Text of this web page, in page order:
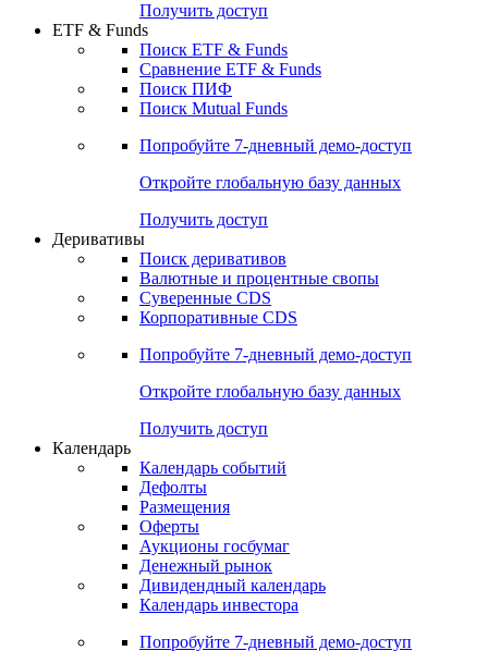
Попробуйте7-дневный
Откройте глобальную базу данных
Получить доступ
ETF & Funds
Сравнение ETF & Funds
Поиск Mutual Funds
Попробуйте7-дневный
Откройте глобальную базу данных
Получить доступ
Деривативы
Валютные и процентные свопы
Корпоративные CDS
Попробуйте7-дневный
Откройте глобальную базу данных
Получить доступ
Календарь
Календарь событий
Дефолты
Размещения
Оферты
Денежный рынок